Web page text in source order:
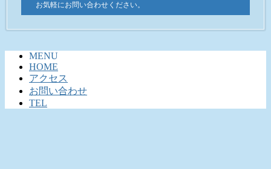
お気軽にお問い合わせください。
MENU
HOME
アクセス
お問い合わせ
TEL